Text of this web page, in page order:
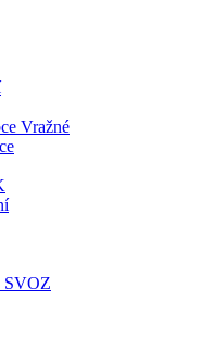
Vražné
SVOZ